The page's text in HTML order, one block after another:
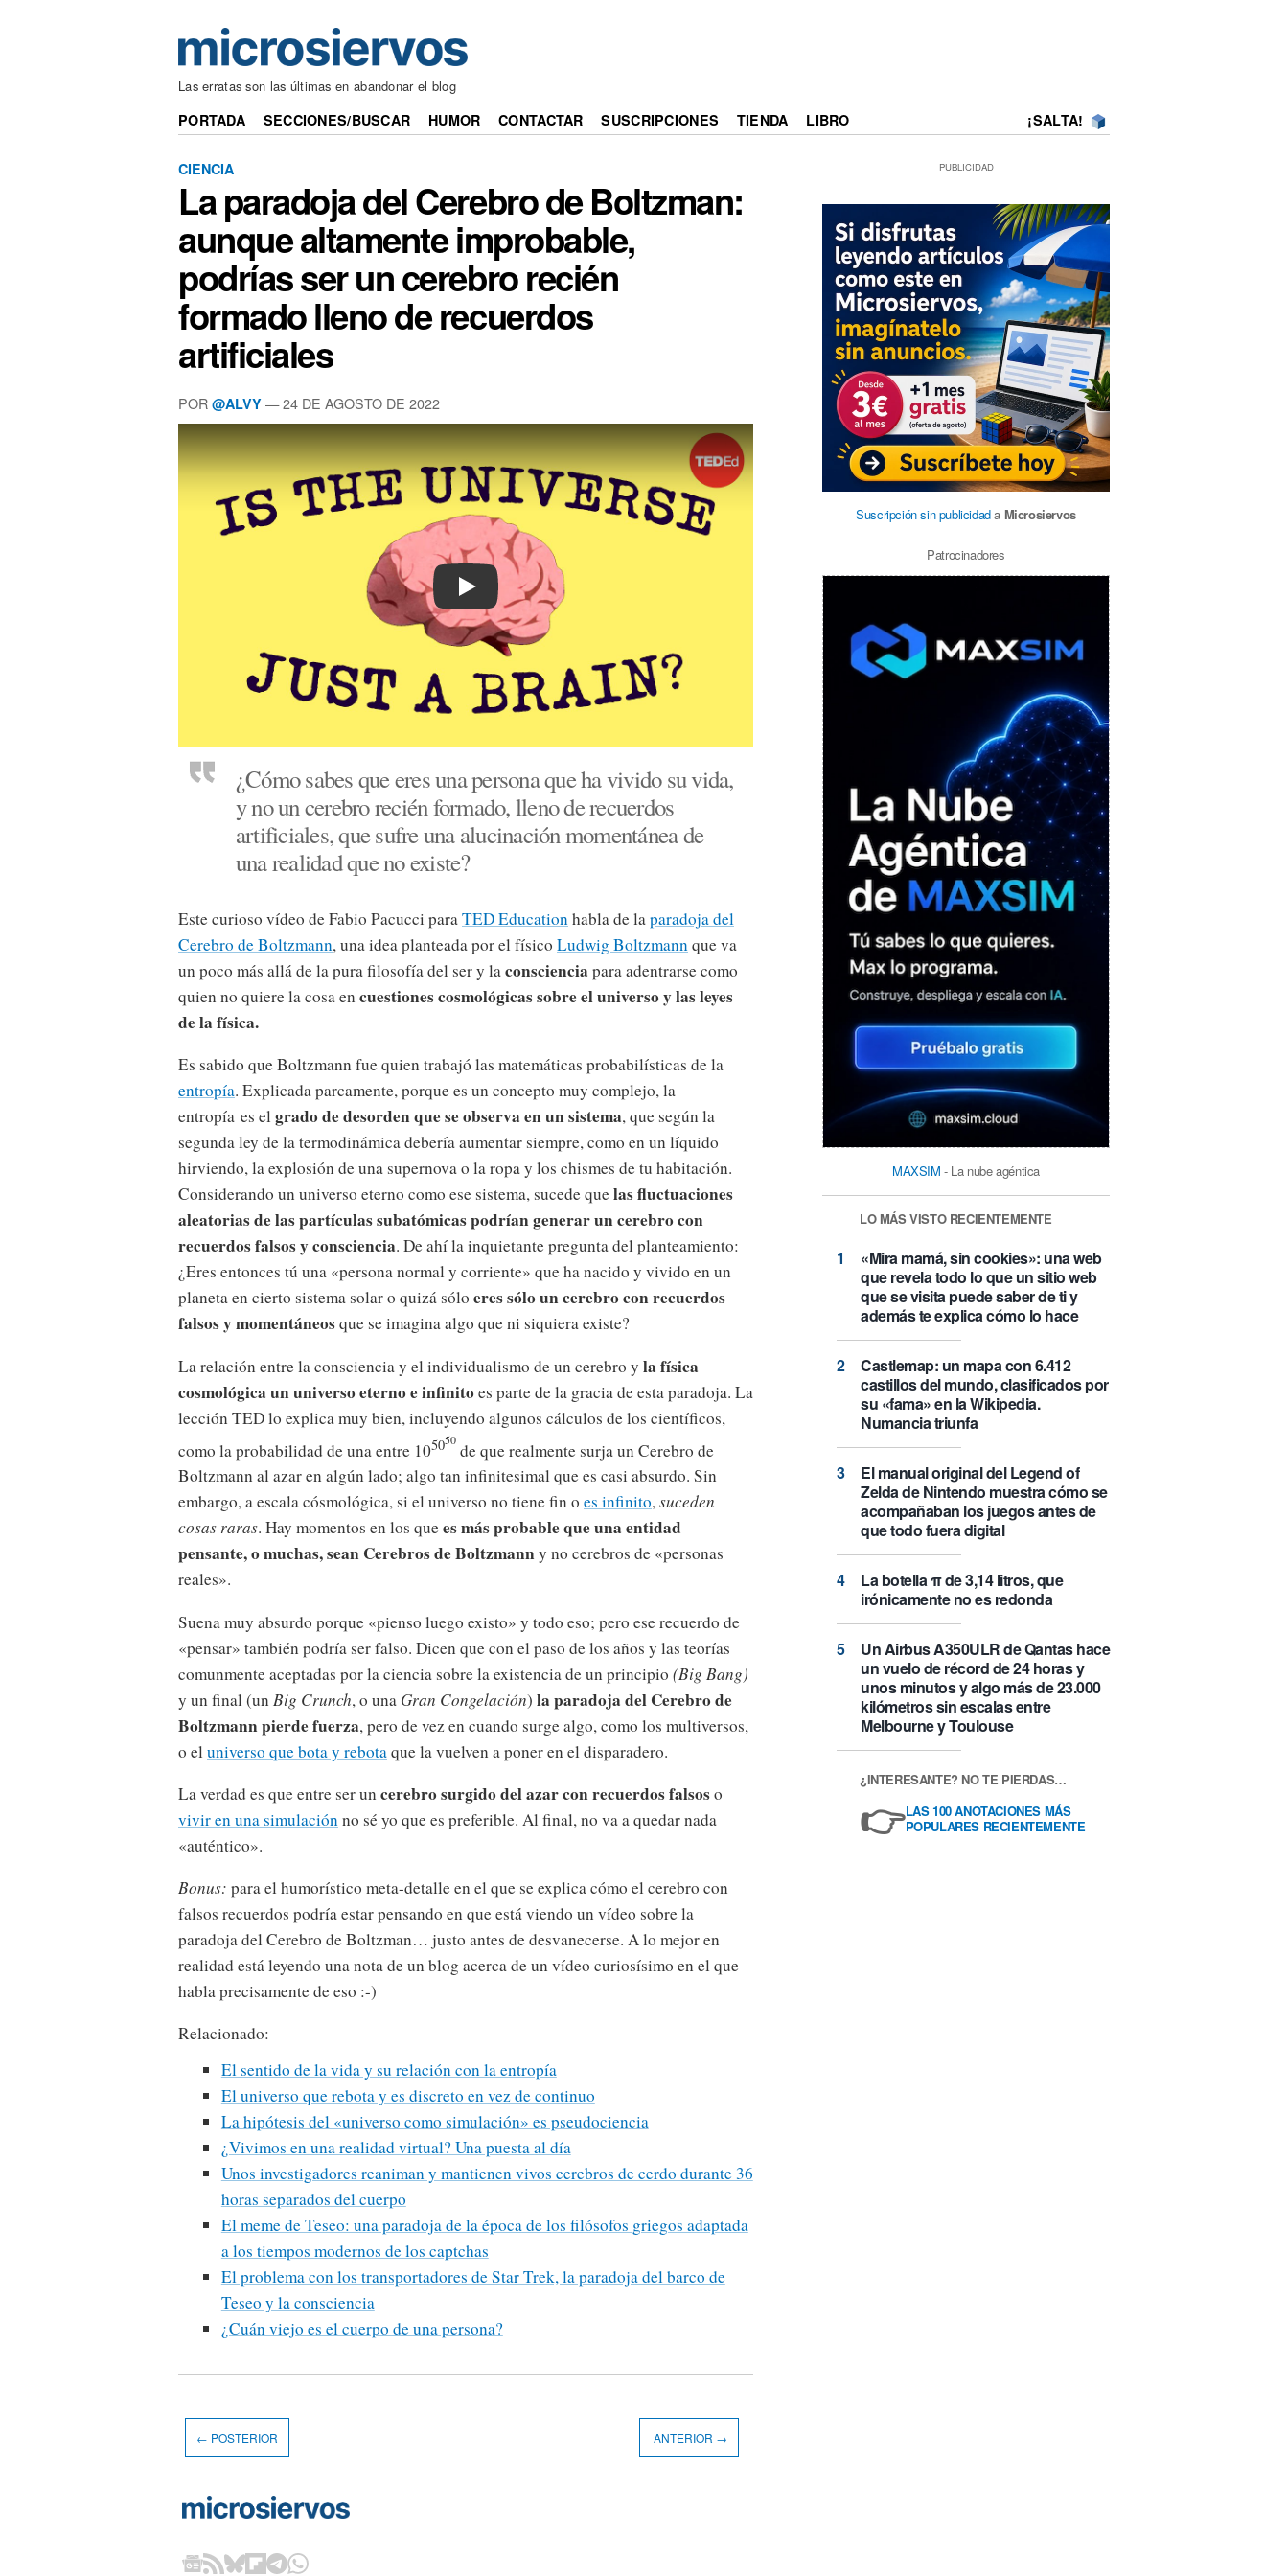
Las erratas son las últimas en abandonar el blog
PORTADA SECCIONES/BUSCAR HUMOR CONTACTAR SUSCRIPCIONES TIENDA LIBRO ¡SALTA!
CIENCIA
La paradoja del Cerebro de Boltzman:
aunque altamente improbable,
podrías ser un cerebro recién
formado lleno de recuerdos
artificiales
POR @ALVY — 24 DE AGOSTO DE 2022
Play
¿Cómo sabes que eres una persona que ha vivido su vida,
y no un cerebro recién formado, lleno de recuerdos
artificiales, que sufre una alucinación momentánea de
una realidad que no existe?
Este curioso vídeo de Fabio Pacucci paraTED Educationhabla de laparadoja del
Cerebro de Boltzmann, una idea planteada por el físico Ludwig Boltzmannque va
un poco más allá de la pura filosofía del ser y laconsciencia para adentrarse como
quien no quiere la cosa encuestiones cosmológicas sobre el universo y las leyes
de la física.
Es sabido que Boltzmann fue quien trabajó las matemáticas probabilísticas de la
entropía. Explicada parcamente, porque es un concepto muy complejo, la
entropía es elgrado de desorden que se observa en un sistema, que según la
segunda ley de la termodinámica debería aumentar siempre, como en un líquido
hirviendo, la explosión de una supernova o la ropa y los chismes de tu habitación.
Considerando un universo eterno como ese sistema, sucede quelas fluctuaciones
aleatorias de las partículas subatómicas podrían generar un cerebro con
recuerdos falsos y consciencia. De ahí la inquietante pregunta del planteamiento:
¿Eres entonces tú una «persona normal y corriente» que ha nacido y vivido en un
planeta en cierto sistema solar o quizá sólo eres sólo un cerebro con recuerdos
falsos y momentáneosque se imagina algo que ni siquiera existe?
La relación entre la consciencia y el individualismo de un cerebro y la física
cosmológica un universo eterno e infinitoes parte de la gracia de esta paradoja. La
lección TED lo explica muy bien, incluyendo algunos cálculos de los científicos,
como la probabilidad de una entre 105050 de que realmente surja un Cerebro de
Boltzmann al azar en algún lado; algo tan infinitesimal que es casi absurdo. Sin
embargo, a escala cósmológica, si el universo no tiene fin o es infinito,suceden
cosas raras. Hay momentos en los quees más probable que una entidad
pensante, o muchas, sean Cerebros de Boltzmanny no cerebros de «personas
reales».
Suena muy absurdo porque «pienso luego existo» y todo eso; pero ese recuerdo de
«pensar» también podría ser falso. Dicen que con el paso de los años y las teorías
comunmente aceptadas por la ciencia sobre la existencia de un principio (Big Bang)
y un final (un Big Crunch, o una Gran Congelación) la paradoja del Cerebro de
Boltzmann pierde fuerza, pero de vez en cuando surge algo, como los multiversos,
o el universo que bota y rebotaque la vuelven a poner en el disparadero.
La verdad es que entre ser uncerebro surgido del azar con recuerdos falsoso
vivir en una simulaciónno sé yo que es preferible. Al final, no va a quedar nada
«auténtico».
Bonus: para el humorístico meta-detalle en el que se explica cómo el cerebro con
falsos recuerdos podría estar pensando en que está viendo un vídeo sobre la
paradoja del Cerebro de Boltzman… justo antes de desvanecerse. A lo mejor en
realidad está leyendo una nota de un blog acerca de un vídeo curiosísimo en el que
habla precisamente de eso :-)
Relacionado:
El sentido de la vida y su relación con la entropía
El universo que rebota y es discreto en vez de continuo
La hipótesis del «universo como simulación» es pseudociencia
¿Vivimos en una realidad virtual? Una puesta al día
Unos investigadores reaniman y mantienen vivos cerebros de cerdo durante 36
horas separados del cuerpo
El meme de Teseo: una paradoja de la época de los filósofos griegos adaptada
a los tiempos modernos de los captchas
El problema con los transportadores de Star Trek, la paradoja del barco de
Teseo y la consciencia
¿Cuán viejo es el cuerpo de una persona?
PUBLICIDAD
Suscripción sin publicidada Microsiervos
Patrocinadores
MAXSIM - La nube agéntica
LO MÁS VISTO RECIENTEMENTE
«Mira mamá, sin cookies»: una web
que revela todo lo que un sitio web
que se visita puede saber de ti y
además te explica cómo lo hace
Castlemap: un mapa con 6.412
castillos del mundo, clasificados por
su «fama» en la Wikipedia.
Numancia triunfa
El manual original del Legend of
Zelda de Nintendo muestra cómo se
acompañaban los juegos antes de
que todo fuera digital
La botella π de 3,14 litros, que
irónicamente no es redonda
Un Airbus A350ULR de Qantas hace
un vuelo de récord de 24 horas y
unos minutos y algo más de 23.000
kilómetros sin escalas entre
Melbourne y Toulouse
¿INTERESANTE? NO TE PIERDAS…
👉LAS 100 ANOTACIONES MÁS
POPULARES RECIENTEMENTE
← POSTERIOR ANTERIOR →